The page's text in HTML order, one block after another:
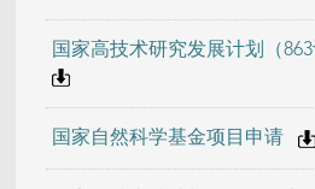
国家高技术研究发展计划（
国家自然科学基金项目申请